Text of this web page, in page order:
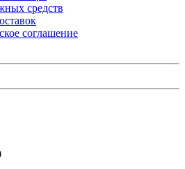
средств
соглашение